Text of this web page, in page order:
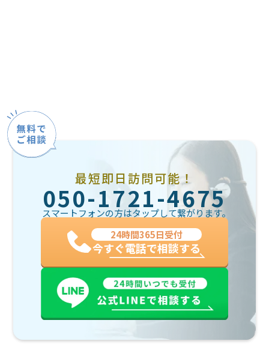
最短即日訪問可能！
050-1721-4675
スマートフォンの方はタップして繋がります。
24時間365日受付
今すぐ電話で相談する